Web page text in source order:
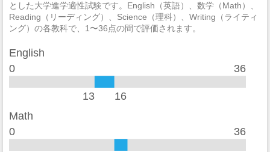
殺人/非過失致死 0
過失致死
強制性犯罪
非強制性犯罪 0
とした大学進学適性試験です。English（英語）、数学（Math）、
Reading（リーディング）、Science（理科）、Writing（ライティ
ング）の各教科で、1〜36点の間で評価されます。
English
0
36
13 16
Math
0
36